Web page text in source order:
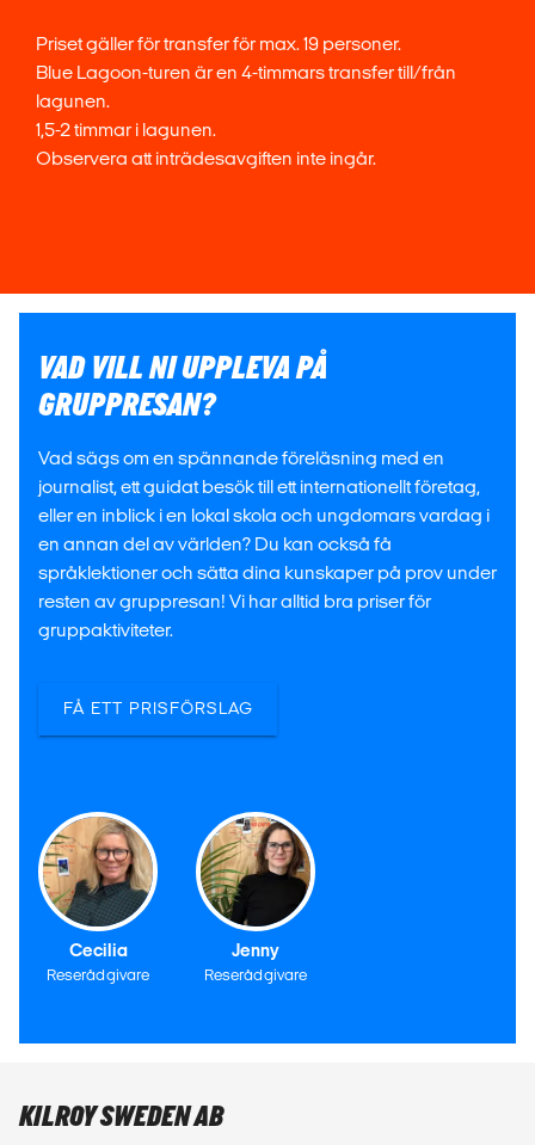
Priset gäller för transfer för max. 19 personer.
Blue Lagoon-turen är en 4-timmars transfer till/från
lagunen.
1,5-2 timmar i lagunen.
Observera att inträdesavgiften inte ingår.
VAD VILL NI UPPLEVA PÅ
GRUPPRESAN?
Vad sägs om en spännande föreläsning med en
journalist, ett guidat besök till ett internationellt företag,
eller en inblick i en lokal skola och ungdomars vardag i
en annan del av världen? Du kan också få
språklektioner och sätta dina kunskaper på prov under
resten av gruppresan! Vi har alltid bra priser för
gruppaktiviteter.
FÅ ETT PRISFÖRSLAG
Cecilia
Reserådgivare
Jenny
Reserådgivare
KILROY SWEDEN AB